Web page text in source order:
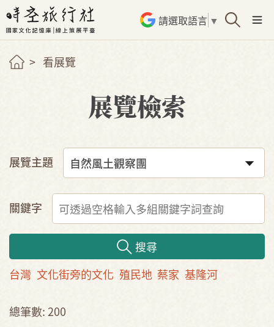
請選取語言 ▼
看展覽
展覽檢索
展覽主題
關鍵字
搜尋
台灣 文化街旁的文化 殖民地 蔡家 基隆河
總筆數: 200